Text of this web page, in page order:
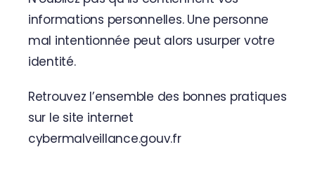
informations personnelles. Une personne
mal intentionnée peut alors usurper votre
identité.
Retrouvez l’ensemble des bonnes pratiques
sur le site internet
cybermalveillance.gouv.fr